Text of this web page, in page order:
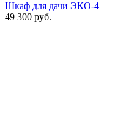
Шкаф для дачи ЭКО-4
49 300 руб.